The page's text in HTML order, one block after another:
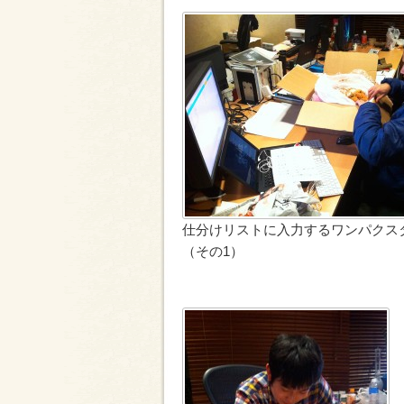
仕分けリストに入力するワンパクス
（その1）